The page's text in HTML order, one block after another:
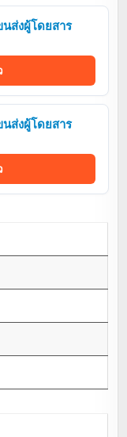
ส่งผู้โดยสาร
ส่งผู้โดยสาร